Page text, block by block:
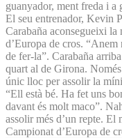
guanyador, ment freda i a
El seu entrenador, Kevin
Carabaña aconsegueixi
d’Europa de cros.
de fer-la”. Carabaña
quart al de Girona.
únic lloc per assolir la
“Ell està bé. Ha fet uns
davant és molt maco”.
assolir més d’un repte. El
Campionat d’Europa de